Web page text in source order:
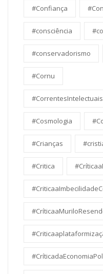
#Confiança
#consciência
#conservadorismo
#Cornu
#Cosmologia
#Crianças
#Critica